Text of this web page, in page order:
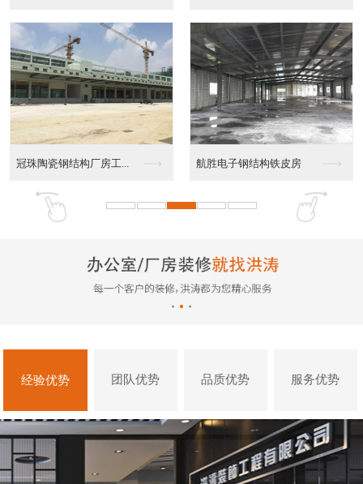
华硕无尘车间装修 欧姆龙无尘车间装修
经验优势 团队优势 品质优势 服务优势